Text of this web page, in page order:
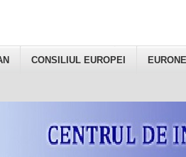
CONSILIUL EUROPEI